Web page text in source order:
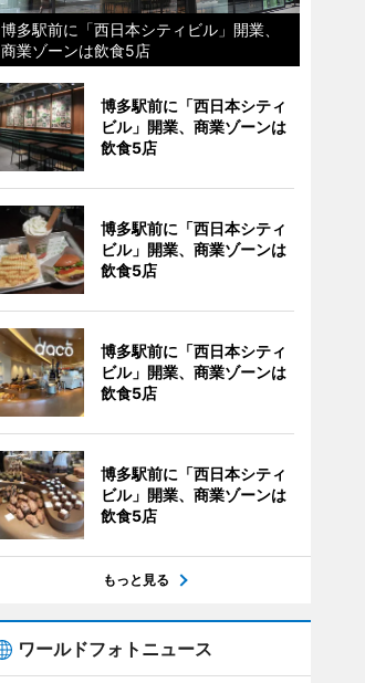
博多駅前に「西日本シティビル」開業、
商業ゾーンは飲食5店
博多駅前に「西日本シティ
ビル」開業、商業ゾーンは
飲食5店
博多駅前に「西日本シティ
ビル」開業、商業ゾーンは
飲食5店
博多駅前に「西日本シティ
ビル」開業、商業ゾーンは
飲食5店
博多駅前に「西日本シティ
ビル」開業、商業ゾーンは
飲食5店
もっと見る
ワールドフォトニュース